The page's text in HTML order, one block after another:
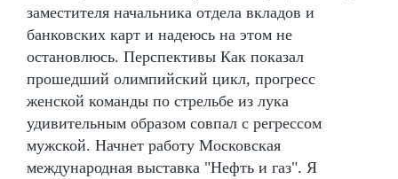
заместителя начальника отдела вкладов и
банковских карт и надеюсь на этом не
остановлюсь. Перспективы Как показал
прошедший олимпийский цикл, прогресс
женской команды по стрельбе из лука
удивительным образом совпал с регрессом
мужской. Начнет работу Московская
международная выставка "Нефть и газ". Я